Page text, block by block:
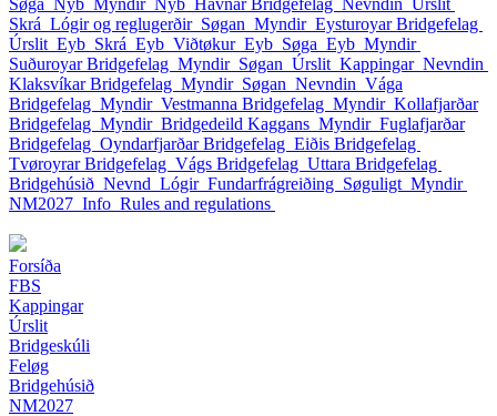
Søga_Nýb Myndir_Nýb Havnar Bridgefelag Nevndin Úrslit
Skrá Lógir og reglugerðir Søgan Myndir Eysturoyar Bridgefelag
Úrslit_Eyb Skrá_Eyb Viðtøkur_Eyb Søga_Eyb Myndir
Suðuroyar Bridgefelag Myndir Søgan Úrslit Kappingar Nevndin
Klaksvíkar Bridgefelag Myndir Søgan Nevndin Vága
Bridgefelag Myndir Vestmanna Bridgefelag Myndir Kollafjarðar
Bridgefelag Myndir Bridgedeild Kaggans Myndir Fuglafjarðar
Bridgefelag Oyndarfjarðar Bridgefelag Eiðis Bridgefelag
Tvøroyrar Bridgefelag Vágs Bridgefelag Uttara Bridgefelag
Bridgehúsið Nevnd Lógir Fundarfrágreiðing Søguligt Myndir
NM2027 Info Rules and regulations
Forsíða
FBS
Kappingar
Úrslit
Bridgeskúli
Feløg
Bridgehúsið
NM2027